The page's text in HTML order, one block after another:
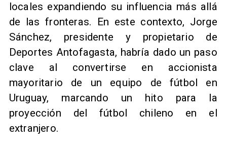
locales expandiendo su influencia más allá
de las fronteras. En este contexto, Jorge
Sánchez, presidente y propietario de
Deportes Antofagasta, habría dado un paso
clave al convertirse en accionista
mayoritario de un equipo de fútbol en
Uruguay, marcando un hito para la
proyección del fútbol chileno en el
extranjero.